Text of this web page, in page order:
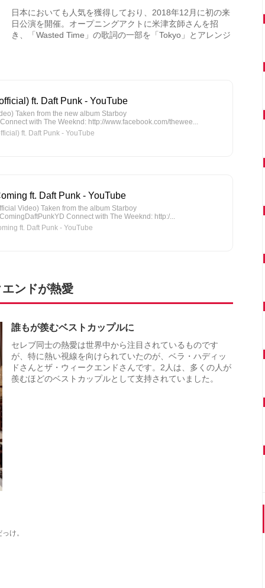
日本においても人気を獲得しており、2018年12月に初の来
日公演を開催。オープニングアクトに米津玄師さんを招
き、「Wasted Time」の歌詞の一部を「Tokyo」とアレンジ
ft. Daft Punk - YouTube
Taken from the new album Starboy
with The Weeknd: http://www.facebook.com/thewee...
ft. Daft Punk - YouTube
ft. Daft Punk - YouTube
Video) Taken from the album Starboy
Connect with The Weeknd: http:/...
ft. Daft Punk - YouTube
ンドが熱愛
誰もが羨むベストカップルに
セレブ同士の熱愛は世界中から注目されているものです
が、特に熱い視線を向けられていたのが、ベラ・ハディッ
ドさんとザ・ウィークエンドさんです。2人は、多くの人が
羨むほどのベストカップルとして支持されていました。
け。